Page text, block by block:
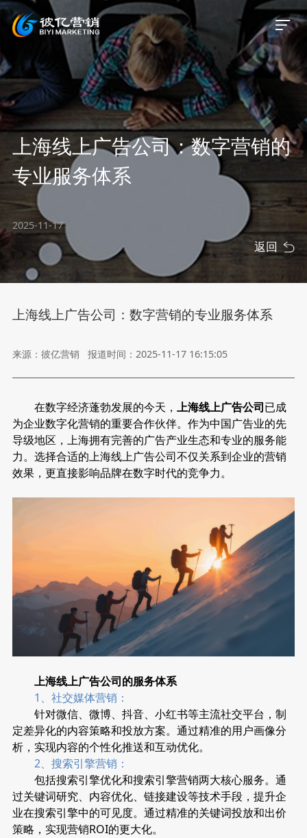
首页
关于我们
服务案例
新闻资讯
上海线上广告公司：数字营销的
专业服务体系
2025-11-17
返回
上海线上广告公司：数字营销的专业服务体系
来源：彼亿营销 报道时间：2025-11-17 16:15:05
在数字经济蓬勃发展的今天， 上海线上广告公司已成
为企业数字化营销的重要合作伙伴。作为中国广告业的先
导级地区，上海拥有完善的广告产业生态和专业的服务能
力。选择合适的上海线上广告公司不仅关系到企业的营销
效果，更直接影响品牌在数字时代的竞争力。
上海线上广告公司的服务体系
1、社交媒体营销：
针对微信、微博、抖音、小红书等主流社交平台，制
定差异化的内容策略和投放方案。通过精准的用户画像分
析，实现内容的个性化推送和互动优化。
2、搜索引擎营销：
包括搜索引擎优化和搜索引擎营销两大核心服务。通
过关键词研究、内容优化、链接建设等技术手段，提升企
业在搜索引擎中的可见度。通过精准的关键词投放和出价
策略，实现营销ROI的更大化。